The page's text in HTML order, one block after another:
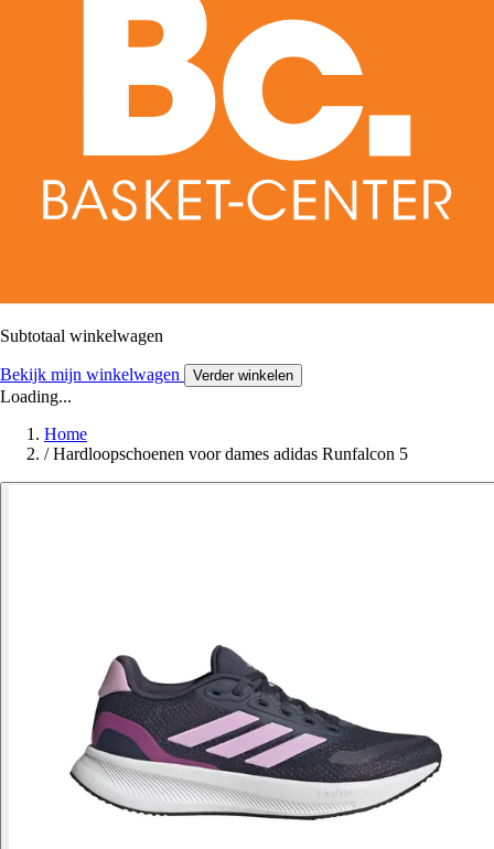
Subtotaal winkelwagen
Bekijk mijn winkelwagen Verder winkelen
Loading...
Home
/ Hardloopschoenen voor dames adidas Runfalcon 5